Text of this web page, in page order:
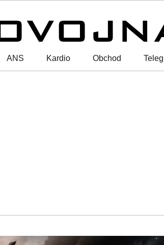
ANS Kardio Obchod